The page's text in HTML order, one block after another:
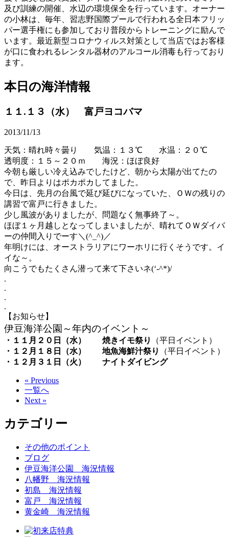
及び訓練の開催、水辺の環境保全を行っています。オーナー
の小林は、毎年、習志野国際プールで行われる全日本フリッ
パー選手権にも参加しており普段からトレーニングに励んで
います。最近新型コロナウィルス対策として当店ではお客様
が口に食われるレンタル器材のアルコール消毒も行っており
ます。
本日の海洋情報
１１.１３（水） 富戸ヨコバマ
2013/11/13
天気：晴れ時々曇り 気温：１３℃ 水温：２０℃
透明度：１５～２０ｍ 海況：ほぼ良好
今朝も厳しい冷え込みでしたけど、朝から太陽が出てたの
で、昨日よりはポカポカしてました。
今日は、先月の台風で延び延びになっていた、ＯＷの残りの
講習で富戸に行きました。
少し風波がありましたが、問題なく無事終了～。
ほぼ１ヶ月越しとなってしまいましたが、晴れてＯＷダイバ
ーの仲間入りでーす＼(^_^)／
年明けには、オーストラリアにワーホリに行くそうです。イ
イな～。
向こうでもたくさん潜って来て下さいネ(‘-^*)/
.
.
.
.
【お知らせ】
伊豆海洋公園～年内のイベント～
・１１月２０日（水） 焼きイモ祭り
（平日イベント）
・１２月１８日（水）
地魚海鮮汁祭り
（平日イベント）
・１２月３１日（火）
ナイトダイビング
« Previous
一覧へ
Next »
カテゴリー
その他のポイント
ブログ
伊豆海洋公園 海況情報
八幡野 海況情報
初島 海況情報
富戸 海況情報
黄金崎 海況情報